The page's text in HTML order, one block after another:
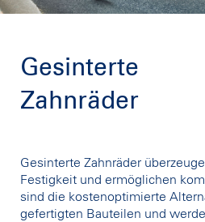
Gesinterte
Zahnräder
Gesinterte Zahnräder
Festigkeit und ermöglichen
sind die kostenoptimierte
gefertigten Bauteilen und